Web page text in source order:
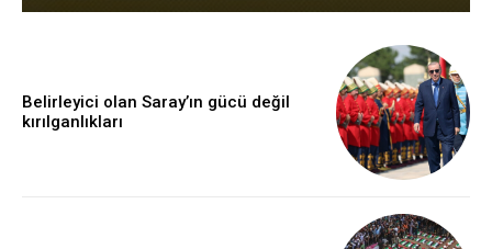
Belirleyici olan Saray’ın gücü değil
kırılganlıkları